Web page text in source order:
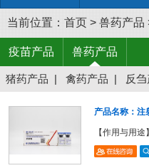
当前位置： 首页 > 兽药产品
疫苗产品 兽药产品
猪药产品 | 禽药产品 | 反
产品名称：
【作用与用